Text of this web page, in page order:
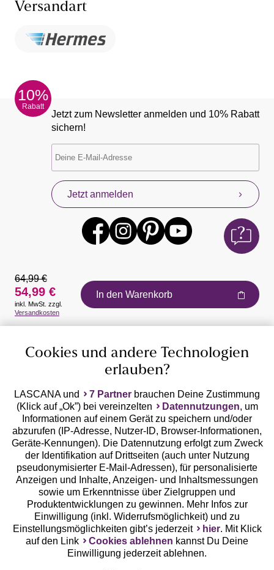
Versandart
10%
Rabatt
Jetzt zum Newsletter anmelden und 10% Rabatt
sichern!
Jetzt anmelden
Auszeichnungen
Geprüfte Sicherheit
Unsere Apps
64,99 €
54,99 €
inkl. MwSt. zzgl.
Versandkosten
In den Warenkorb
Cookies und andere Technologien
erlauben?
LASCANA und 7 Partner brauchen Deine Zustimmung
(Klick auf „Ok”) bei vereinzelten
Datennutzungen, um
Informationen auf einem Gerät zu speichern und/oder
abzurufen (IP-Adresse, Nutzer-ID, Browser-Informationen,
Geräte-Kennungen). Die Datennutzung erfolgt zum Zweck
der Identifikation auf Drittseiten (auch unter Nutzung
pseudonymisierter E-Mail-Adressen), für personalisierte
Anzeigen und Inhalte, Anzeigen- und Inhaltsmessungen
sowie um Erkenntnisse über Zielgruppen und
Produktentwicklungen zu gewinnen. Mehr Infos zur
Einwilligung (inkl. Widerrufsmöglichkeit) und zu
Einstellungsmöglichkeiten gibt’s jederzeit
hier. Mit Klick
auf den Link
Cookies ablehnen kannst Du Deine
Einwilligung jederzeit ablehnen.